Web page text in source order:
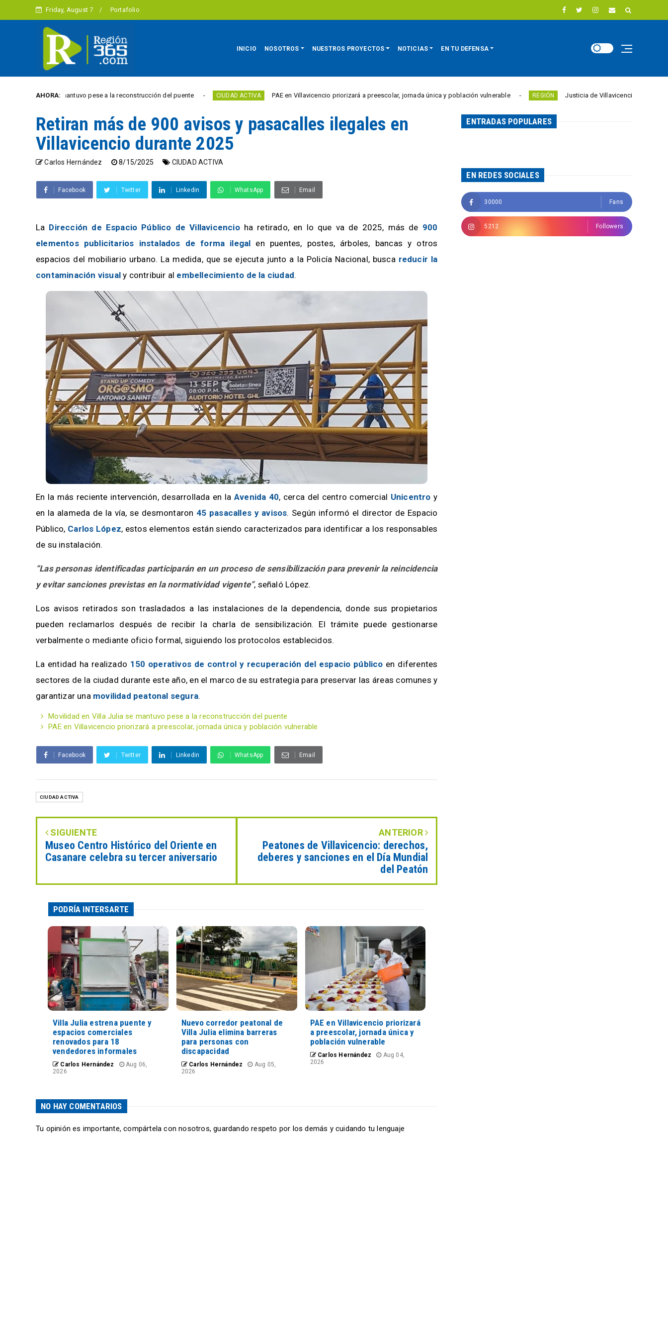
Friday, August 7 Portafolio
INICIO NOSOTROS NUESTROS PROYECTOS NOTICIAS EN TU DEFENSA
AHORA:
Julia se mantuvo pese a la reconstrucción del puente CIUDAD ACTIVA PAE en Villavicencio priorizará a preescolar, jornada única y población vulnerable REGIÓN Justicia de Villavicencio declara persona
Retiran más de 900 avisos y pasacalles ilegales en
Villavicencio durante 2025
Carlos Hernández 8/15/2025 CIUDAD ACTIVA
Facebook Twitter Linkedin WhatsApp Email
La Dirección de Espacio Público de Villavicencioha retirado, en lo que va de 2025, más de 900
elementos publicitarios instalados de forma ilegal en puentes, postes, árboles, bancas y otros
espacios del mobiliario urbano. La medida, que se ejecuta junto a la Policía Nacional, busca reducir la
contaminación visualy contribuir al embellecimiento de la ciudad.
En la más reciente intervención, desarrollada en laAvenida 40, cerca del centro comercial Unicentro y
en la alameda de la vía, se desmontaron 45 pasacalles y avisos. Según informó el director de Espacio
Público, Carlos López, estos elementos están siendo caracterizados para identificar a los responsables
de su instalación.
“Las personas identificadas participarán en un proceso de sensibilización para prevenir la reincidencia
y evitar sanciones previstas en la normatividad vigente”, señaló López.
Los avisos retirados son trasladados a las instalaciones de la dependencia, donde sus propietarios
pueden reclamarlos después de recibir la charla de sensibilización. El trámite puede gestionarse
verbalmente o mediante oficio formal, siguiendo los protocolos establecidos.
La entidad ha realizado 150 operativos de control y recuperación del espacio público en diferentes
sectores de la ciudad durante este año, en el marco de su estrategia para preservar las áreas comunes y
garantizar una movilidad peatonal segura.
Movilidad en Villa Julia se mantuvo pese a la reconstrucción del puente
PAE en Villavicencio priorizará a preescolar, jornada única y población vulnerable
Facebook Twitter Linkedin WhatsApp Email
CIUDAD ACTIVA
SIGUIENTE
Museo Centro Histórico del Oriente en
Casanare celebra su tercer aniversario
ANTERIOR
Peatones de Villavicencio: derechos,
deberes y sanciones en el Día Mundial
del Peatón
PODRÍA INTERSARTE
Villa Julia estrena puente y
espacios comerciales
renovados para 18
vendedores informales
Carlos Hernández
Aug 06,
2026
Nuevo corredor peatonal de
Villa Julia elimina barreras
para personas con
discapacidad
Carlos Hernández
Aug 05,
2026
PAE en Villavicencio priorizará
a preescolar, jornada única y
población vulnerable
Carlos Hernández
Aug 04,
2026
NO HAY COMENTARIOS
Tu opinión es importante, compártela con nosotros, guardando respeto por los demás y cuidando tu lenguaje
ENTRADAS POPULARES
EN REDES SOCIALES
30000 Fans
5212 Followers